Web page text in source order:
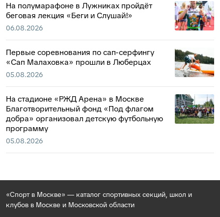
На полумарафоне в Лужниках пройдёт
беговая лекция «Беги и Слушай!»
06.08.2026
Первые соревнования по сап-серфингу
«Сап Малаховка» прошли в Люберцах
05.08.2026
На стадионе «РЖД Арена» в Москве
Благотворительный фонд «Под флагом
добра» организовал детскую футбольную
программу
05.08.2026
«Спорт в Москве» — каталог спортивных секций, школ и
клубов в Москве и Московской области